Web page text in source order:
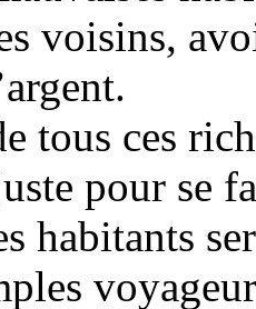
voisins,
tous ces
pour se
habitants